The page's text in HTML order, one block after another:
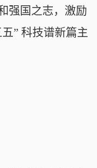
强国之志，激励
” 科技谱新篇主